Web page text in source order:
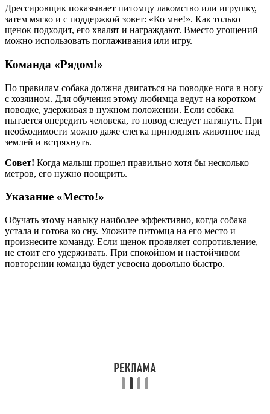
Дрессировщик показывает питомцу лакомство или игрушку,
затем мягко и с поддержкой зовет: «Ко мне!». Как только
щенок подходит, его хвалят и награждают. Вместо угощений
можно использовать поглаживания или игру.
Команда «Рядом!»
По правилам собака должна двигаться на поводке нога в ногу
с хозяином. Для обучения этому любимца ведут на коротком
поводке, удерживая в нужном положении. Если собака
пытается опередить человека, то повод следует натянуть. При
необходимости можно даже слегка приподнять животное над
землей и встряхнуть.
Совет! Когда малыш прошел правильно хотя бы несколько
метров, его нужно поощрить.
Указание «Место!»
Обучать этому навыку наиболее эффективно, когда собака
устала и готова ко сну. Уложите питомца на его место и
произнесите команду. Если щенок проявляет сопротивление,
не стоит его удерживать. При спокойном и настойчивом
повторении команда будет усвоена довольно быстро.